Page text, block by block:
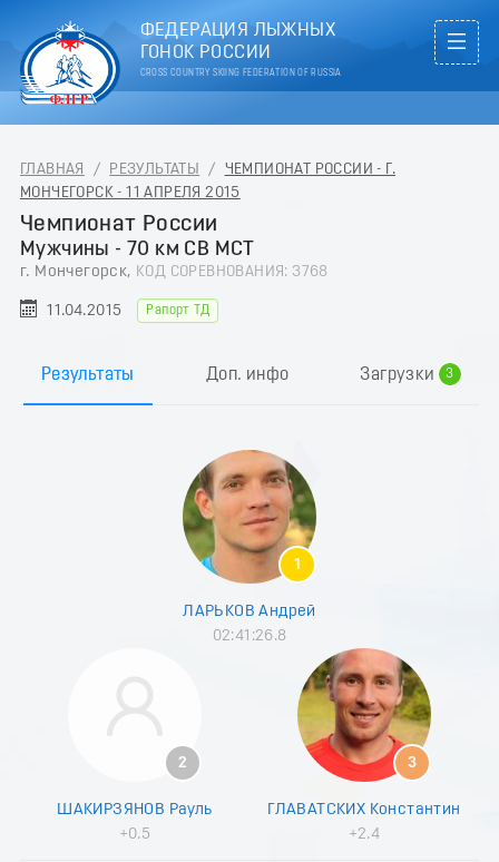
ФЕДЕРАЦИЯ ЛЫЖНЫХ
ГОНОК РОССИИ
CROSS COUNTRY SKIING FEDERATION OF RUSSIA
ГЛАВНАЯ / РЕЗУЛЬТАТЫ / ЧЕМПИОНАТ РОССИИ - Г.
МОНЧЕГОРСК - 11 АПРЕЛЯ 2015
Чемпионат России
Мужчины - 70 км СВ МСТ
г. Мончегорск, КОД СОРЕВНОВАНИЯ: 3768
11.04.2015 Рапорт ТД
Результаты Доп. инфо Загрузки
3
1
ЛАРЬКОВ Андрей
02:41:26.8
2
ШАКИРЗЯНОВ Рауль
+0.5
3
ГЛАВАТСКИХ Константин
+2.4